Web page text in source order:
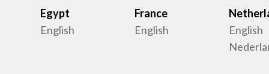
Egypt
English
France
English
English